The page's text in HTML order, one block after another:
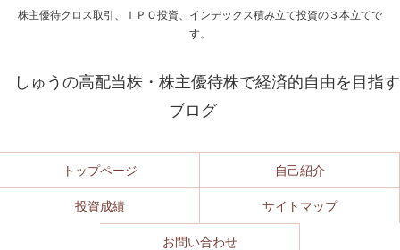
株主優待クロス取引、ＩＰＯ投資、インデックス積み立て投資の３本立てで
す。
しゅうの高配当株・株主優待株で経済的自由を目指す
ブログ
トップページ 自己紹介
投資成績 サイトマップ
お問い合わせ